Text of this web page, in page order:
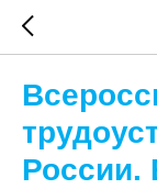
России.